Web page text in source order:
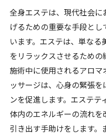
全身エステは、現代社会
げるための重要な手段と
います。エステは、単な
をリラックスさせるための
施術中に使用されるアロ
ッサージは、心身の緊張
ンを促進します。エステテ
体内のエネルギーの流れ
引き出す手助けをします